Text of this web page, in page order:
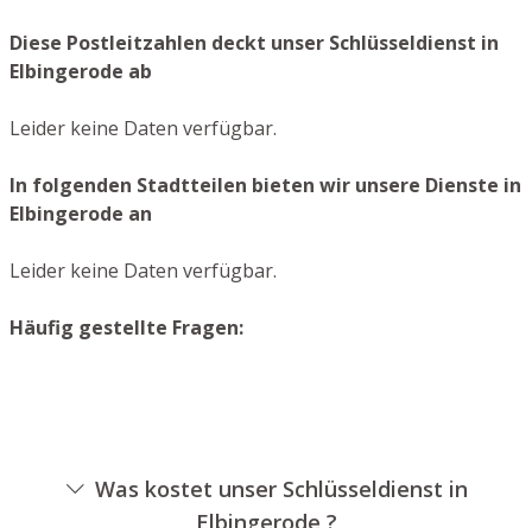
Diese Postleitzahlen deckt unser Schlüsseldienst in
Elbingerode ab
Leider keine Daten verfügbar.
In folgenden Stadtteilen bieten wir unsere Dienste in
Elbingerode an
Leider keine Daten verfügbar.
Häufig gestellte Fragen:
Was kostet unser Schlüsseldienst in
Elbingerode ?